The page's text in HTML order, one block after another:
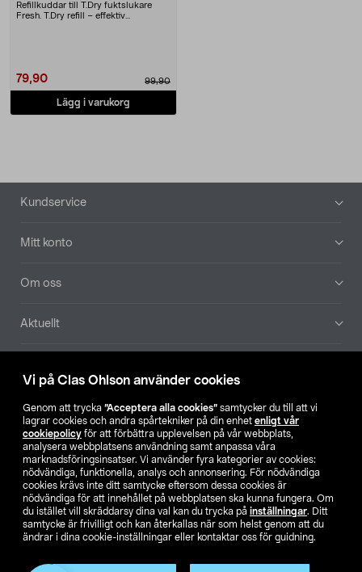
Vi på Clas Ohlson använder cookies
Genom att trycka ”Acceptera alla cookies” samtycker du till att vi
lagrar cookies och andra spårtekniker på din enhet enligt vår
cookiepolicy för att förbättra upplevelsen på vår webbplats,
analysera webbplatsens användning samt anpassa våra
marknadsföringsinsatser. Vi använder fyra kategorier av cookies:
nödvändiga, funktionella, analys och annonsering. För nödvändiga
cookies krävs inte ditt samtycke eftersom dessa cookies är
nödvändiga för att innehållet på webbplatsen ska kunna fungera. Om
du istället vill skräddarsy dina val kan du trycka på inställningar. Ditt
samtycke är frivilligt och kan återkallas när som helst genom att du
ändrar i dina cookie-inställningar eller kontaktar oss för guidning.
Refillkuddar till T.Dry fuktslukare
Fresh. T.Dry refill – effektiv
79,90 99,90
Lägg i varukorg
Sidfot
Kundservice
Mitt konto
Om oss
Aktuellt
Hitta butik
SE NO FI
Ändra till priser exklusive moms